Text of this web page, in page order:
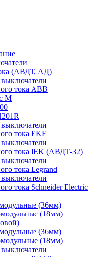
(АВДТ, АД)
тока ABB
M
тока EKF
тока IEK (АВДТ-32)
тока Legrand
тока Schneider Electric
(36мм)
(18мм)
(36мм)
(18мм)